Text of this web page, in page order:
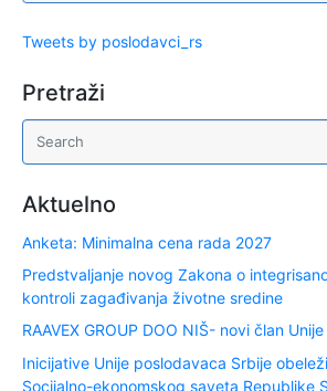
Tweets by poslodavci_rs
Pretraži
Aktuelno
Anketa: Minimalna cena rada 2027
Predstvaljanje novog Zakona o
kontroli zagađivanja životne sredine
RAAVEX GROUP DOO NIŠ- novi član
Inicijative Unije poslodavaca Srbije
Socijalno-ekonomskog saveta Republike